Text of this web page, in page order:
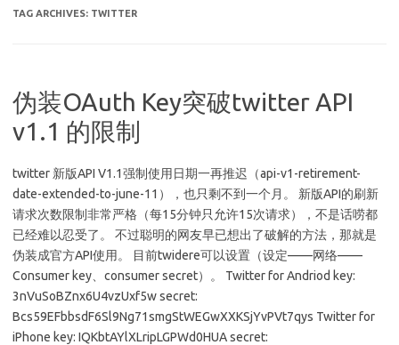
TAG ARCHIVES: TWITTER
伪装OAuth Key突破twitter API
v1.1 的限制
twitter 新版API V1.1强制使用日期一再推迟（api-v1-retirement-
date-extended-to-june-11），也只剩不到一个月。 新版API的刷新
请求次数限制非常严格（每15分钟只允许15次请求），不是话唠都
已经难以忍受了。 不过聪明的网友早已想出了破解的方法，那就是
伪装成官方API使用。 目前twidere可以设置（设定——网络——
Consumer key、consumer secret）。 Twitter for Andriod key:
3nVuSoBZnx6U4vzUxf5w secret:
Bcs59EFbbsdF6Sl9Ng71smgStWEGwXXKSjYvPVt7qys Twitter for
iPhone key: IQKbtAYlXLripLGPWd0HUA secret: